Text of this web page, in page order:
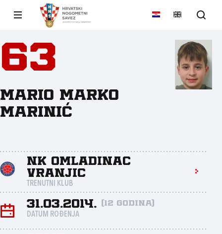
63
Mario Marko
Marinić
NK Omladinac
Vranjic
TRENUTNI KLUB
31.03.2014. (12 godina)
DATUM ROĐENJA